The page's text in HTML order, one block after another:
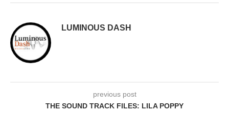
LUMINOUS DASH
previous post
THE SOUND TRACK FILES: LILA POPPY